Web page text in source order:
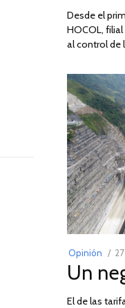
Desde el
HOCOL,
al control de
Opinión
ON
Un
El de las